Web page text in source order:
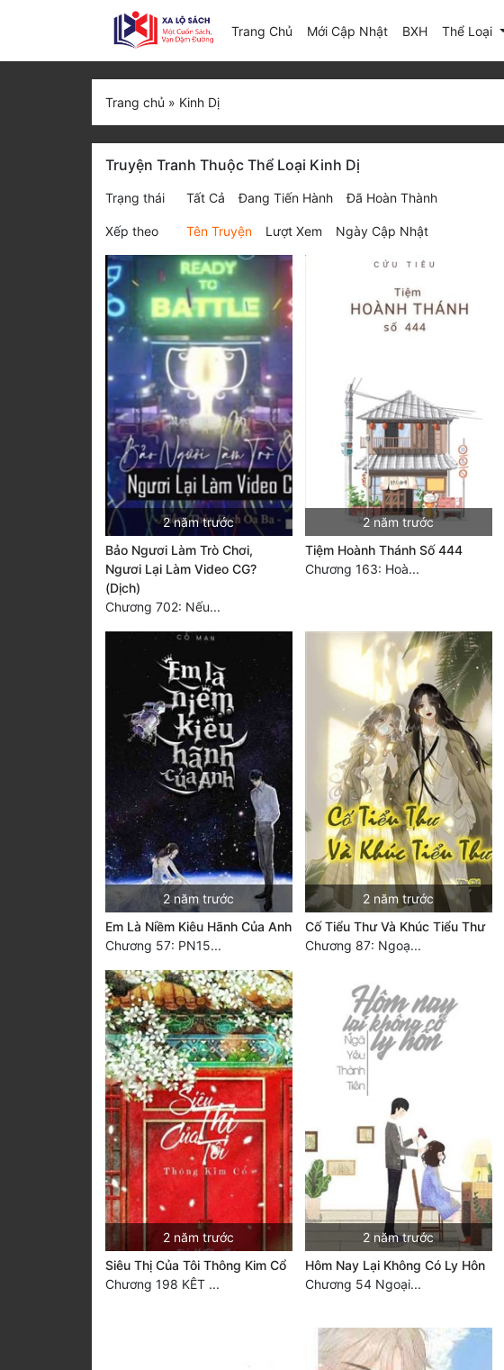
Trang Chủ Mới Cập Nhật(current)
BXH Thể Loại
Trang chủ » Kinh Dị
Truyện Tranh Thuộc Thể Loại Kinh Dị
Trạng thái Tất Cả Đang Tiến Hành Đã Hoàn Thành
Xếp theo Tên Truyện Lượt Xem Ngày Cập Nhật
2 năm trước
Bảo Ngươi Làm Trò Chơi,
Ngươi Lại Làm Video CG?
(Dịch)
Chương 702: Nếu...
2 năm trước
Tiệm Hoành Thánh Số 444
Chương 163: Hoà...
2 năm trước
Em Là Niềm Kiêu Hãnh Của Anh
Chương 57: PN15...
2 năm trước
Cố Tiểu Thư Và Khúc Tiểu Thư
Chương 87: Ngoạ...
2 năm trước
Siêu Thị Của Tôi Thông Kim Cổ
Chương 198 KÊT ...
2 năm trước
Hôm Nay Lại Không Có Ly Hôn
Chương 54 Ngoại...